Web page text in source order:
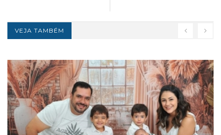
VEJA TAMBÉM